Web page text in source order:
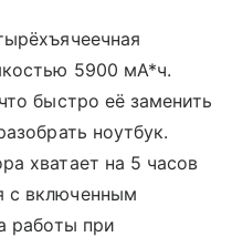
5900 мА*ч.
быстро её заменить
ноутбук.
хватает на 5 часов
с включенным
работы при